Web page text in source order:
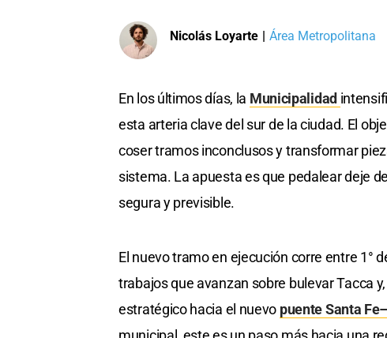
Nicolás Loyarte | Área Metropolitana
En los últimos días, la Municipalidad
esta arteria clave del sur de la ciudad. El
coser tramos inconclusos y transformar
sistema. La apuesta es que pedalear deje
segura y previsible.
El nuevo tramo en ejecución corre entre 1°
trabajos que avanzan sobre bulevar Tacca
estratégico hacia el nuevo puente Santa